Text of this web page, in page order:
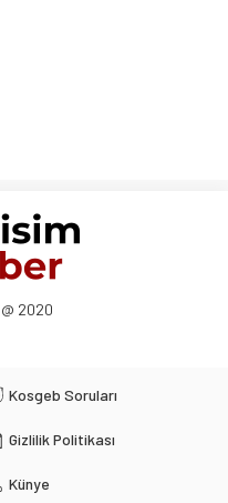
2020
Kosgeb Soruları
Gizlilik Politikası
Künye